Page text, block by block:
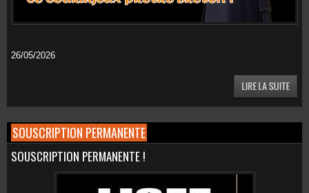
26/05/2026
SOUSCRIPTION PERMANENTE
SOUSCRIPTION PERMANENTE !